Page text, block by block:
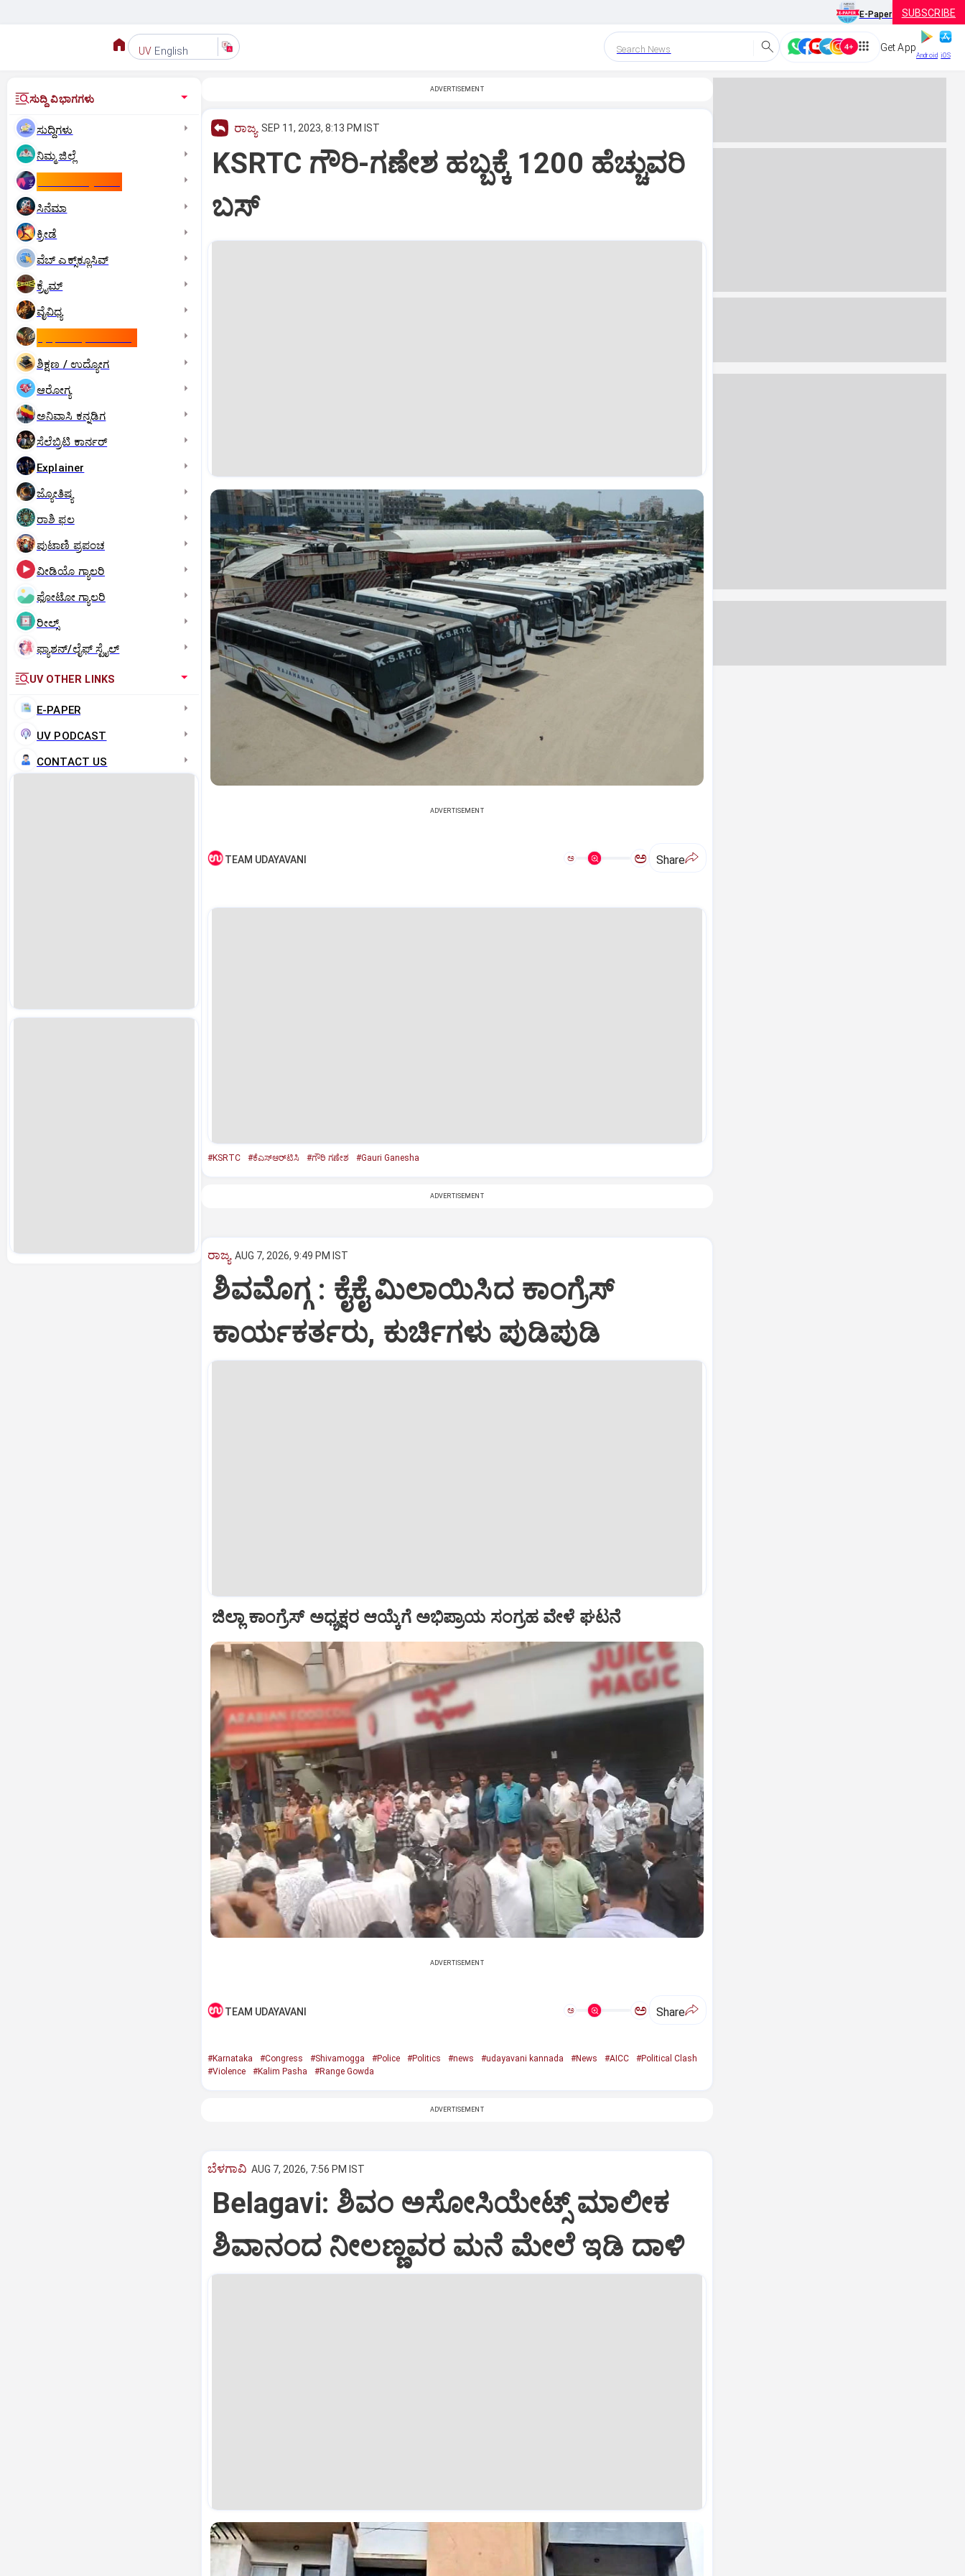
E-Paper SUBSCRIBE
UV English Search News Get App
Android iOS
ಸುದ್ದಿ ವಿಭಾಗಗಳು
ಸುದ್ದಿಗಳು
ನಿಮ್ಮ ಜಿಲ್ಲೆ
ಸಿನೆಮಾ
ಕ್ರೀಡೆ
ವೆಬ್ ಎಕ್ಸ್‌ಕ್ಲೂಸಿವ್
ಕ್ರೈಮ್
ವೈವಿಧ್ಯ
ಶಿಕ್ಷಣ / ಉದ್ಯೋಗ
ಆರೋಗ್ಯ
ಅನಿವಾಸಿ ಕನ್ನಡಿಗ
ಸೆಲೆಬ್ರಿಟಿ ಕಾರ್ನರ್‌
Explainer
ಜ್ಯೋತಿಷ್ಯ
ರಾಶಿ ಫಲ
ಪುಟಾಣಿ ಪ್ರಪಂಚ
ವೀಡಿಯೊ ಗ್ಯಾಲರಿ
ಫೋಟೋ ಗ್ಯಾಲರಿ
ರೀಲ್ಸ್
ಫ್ಯಾಶನ್/ಲೈಫ್‌ ಸ್ಟೈಲ್
UV OTHER LINKS
E-PAPER
UV PODCAST
CONTACT US
ADVERTISEMENT
ರಾಜ್ಯ SEP 11, 2023, 8:13 PM IST
KSRTC ಗೌರಿ-ಗಣೇಶ ಹಬ್ಬಕ್ಕೆ 1200 ಹೆಚ್ಚುವರಿ
ಬಸ್‌
ADVERTISEMENT
TEAM UDAYAVANI ಅ ಅ Share
#KSRTC #ಕೆಎಸ್‌ಆರ್‌ಟಿಸಿ #ಗೌರಿ ಗಣೇಶ #Gauri Ganesha
ADVERTISEMENT
ರಾಜ್ಯ AUG 7, 2026, 9:49 PM IST
ಶಿವಮೊಗ್ಗ : ಕೈಕೈ ಮಿಲಾಯಿಸಿದ ಕಾಂಗ್ರೆಸ್
ಕಾರ್ಯಕರ್ತರು, ಕುರ್ಚಿಗಳು ಪುಡಿಪುಡಿ
ಜಿಲ್ಲಾ ಕಾಂಗ್ರೆಸ್ ಅಧ್ಯಕ್ಷರ ಆಯ್ಕೆಗೆ ಅಭಿಪ್ರಾಯ ಸಂಗ್ರಹ ವೇಳೆ ಘಟನೆ
ADVERTISEMENT
TEAM UDAYAVANI ಅ ಅ Share
#Karnataka #Congress #Shivamogga #Police #Politics #news #udayavani kannada #News #AICC
#Political Clash
#Violence
#Kalim Pasha #Range Gowda
ADVERTISEMENT
ಬೆಳಗಾವಿ AUG 7, 2026, 7:56 PM IST
Belagavi: ಶಿವಂ ಅಸೋಸಿಯೇಟ್ಸ್ ಮಾಲೀಕ
ಶಿವಾನಂದ ನೀಲಣ್ಣವರ ಮನೆ ಮೇಲೆ ಇಡಿ‌ ದಾಳಿ